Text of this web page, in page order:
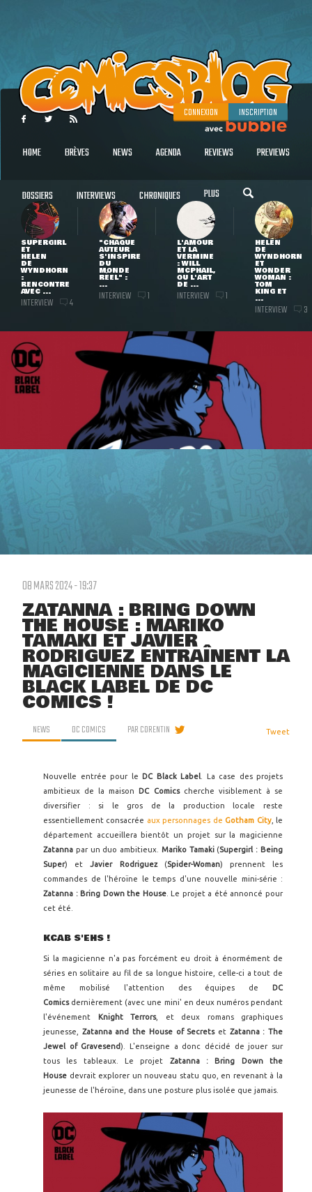
CONNEXION INSCRIPTION
HOME BRÈVES NEWS AGENDA REVIEWS PREVIEWS
DOSSIERS INTERVIEWS CHRONIQUES PLUS
SUPERGIRL
ET
HELEN
DE
WYNDHORN
:
RENCONTRE
AVEC ...
INTERVIEW 4
"CHAQUE
AUTEUR
S'INSPIRE
DU
MONDE
RÉEL" :
...
INTERVIEW 1
L'AMOUR
ET LA
VERMINE
: WILL
MCPHAIL,
OU L'ART
DE ...
INTERVIEW 1
HELEN
DE
WYNDHORN
ET
WONDER
WOMAN :
TOM
KING ET
...
INTERVIEW 3
08 MARS 2024 - 19:37
ZATANNA : BRING DOWN
THE HOUSE : MARIKO
TAMAKI ET JAVIER
RODRIGUEZ ENTRAÎNENT LA
MAGICIENNE DANS LE
BLACK LABEL DE DC
COMICS !
NEWS DC COMICS PARCORENTIN Tweet
Nouvelle entrée pour le DC Black Label . La case des projets
ambitieux de la maison DC Comicscherche visiblement à se
diversifier : si le gros de la production locale reste
essentiellement consacrée aux personnages deGotham City, le
département accueillera bientôt un projet sur la magicienne
Zatanna par un duo ambitieux. Mariko Tamaki(Supergirl : Being
Super) etJavier Rodriguez(Spider-Woman) prennent les
commandes de l'héroïne le temps d'une nouvelle mini-série :
Zatanna : Bring Down the House. Le projet a été annoncé pour
cet été.
KCAB S'EHS !
Si la magicienne n'a pas forcément eu droit à énormément de
séries en solitaire au fil de sa longue histoire, celle-ci a tout de
même mobilisé l'attention des équipes de
DC
Comicsdernièrement (avec une mini' en deux numéros pendant
l'événement
Knight Terrors, et deux romans graphiques
jeunesse, Zatanna and the House of Secretset Zatanna : The
Jewel of Gravesend). L'enseigne a donc décidé de jouer sur
tous les tableaux. Le projet Zatanna : Bring Down the
House devrait explorer un nouveau statu quo, en revenant à la
jeunesse de l'héroïne, dans une posture plus isolée que jamais.